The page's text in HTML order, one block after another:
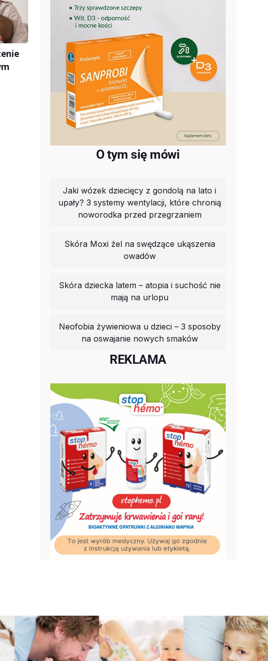
O tym się mówi
Jaki wózek dziecięcy z gondolą na lato i
upały? 3 systemy wentylacji, które chronią
noworodka przed przegrzaniem
Skóra Moxi żel na swędzące ukąszenia
owadów
Skóra dziecka latem – atopia i suchość nie
mają na urlopu
Neofobia żywieniowa u dzieci – 3 sposoby
na oswajanie nowych smaków
REKLAMA